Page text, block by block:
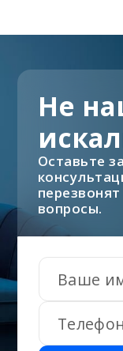
Не
Оставьте
вопросы.